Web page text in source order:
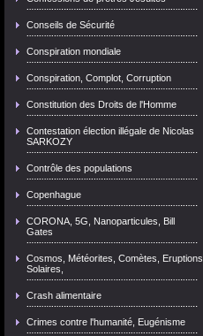
Conseils de Sécurité
Conspiration mondiale
Conspiration, Complot, Corruption
Constitution des Droits de l'Homme
Contestation élection illégale de Nicolas
SARKOZY
Contrôle des populations
Copenhague
CORONA, 5G, Nanoparticules, Bill
Gates
Cosmos, Météorites, Comètes, Eruptions
Solaires,
Crash alimentaire
Crimes contre l'humanité, Eugénisme